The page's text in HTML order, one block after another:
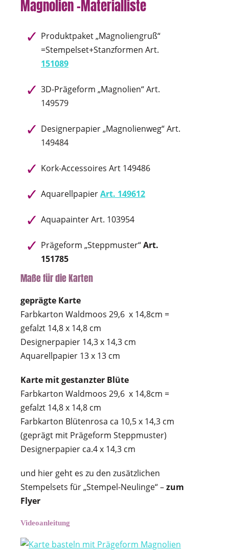
Magnolien -Materialliste
Produktpaket „Magnoliengruß“
=Stempelset+Stanzformen Art.
151089
3D-Prägeform „Magnolien“ Art.
149579
Designerpapier „Magnolienweg“ Art.
149484
Kork-Accessoires Art 149486
AquarellpapierArt. 149612
Aquapainter Art. 103954
Prägeform „Steppmuster“Art.
151785
Maße für die Karten
geprägte Karte
Farbkarton Waldmoos 29,6 x 14,8cm =
gefalzt 14,8 x 14,8 cm
Designerpapier 14,3 x 14,3 cm
Aquarellpapier 13 x 13 cm
Karte mit gestanzter Blüte
Farbkarton Waldmoos 29,6 x 14,8cm =
gefalzt 14,8 x 14,8 cm
Farbkarton Blütenrosa ca 10,5 x 14,3 cm
(geprägt mit Prägeform Steppmuster)
Designerpapier ca.4 x 14,3 cm
und hier geht es zu den zusätzlichen
Stempelsets für „Stempel-Neulinge“ –zum
Flyer
Videoanleitung